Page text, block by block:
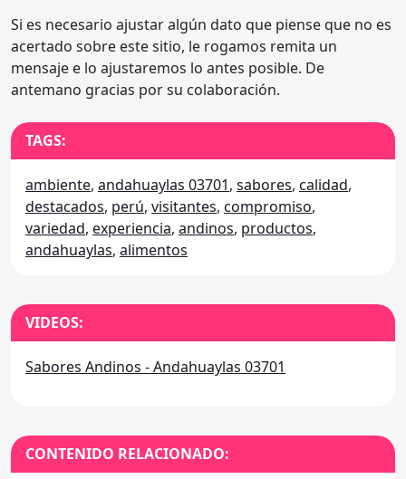
Si es necesario ajustar algún dato que piense que no es
acertado sobre este sitio, le rogamos remita un
mensaje e lo ajustaremos lo antes posible. De
antemano gracias por su colaboración.
TAGS:
ambiente, andahuaylas 03701, sabores, calidad,
destacados, perú, visitantes, compromiso,
variedad, experiencia, andinos, productos,
andahuaylas, alimentos
VIDEOS:
Sabores Andinos - Andahuaylas 03701
CONTENIDO RELACIONADO: